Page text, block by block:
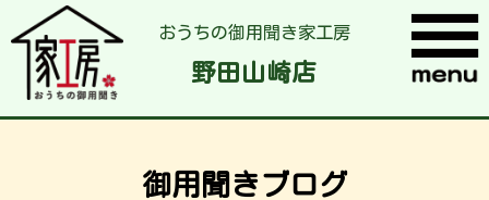
おうちの御用聞き家工房
野田山崎店
御用聞きブログ